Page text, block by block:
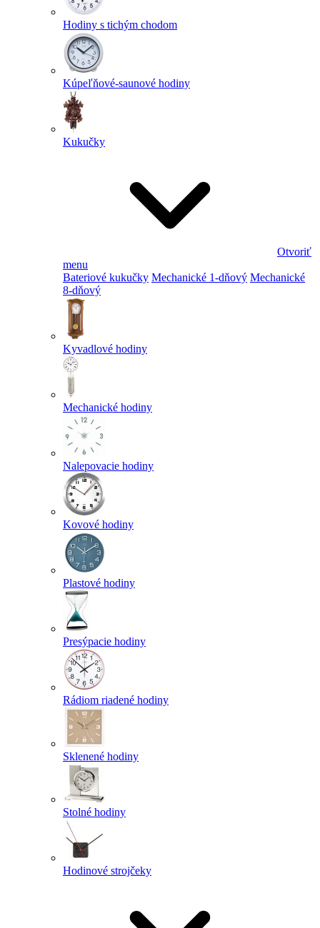
Hodiny s tichým chodom
Kúpeľňové-saunové hodiny
Kukučky
Otvoriť
menu
Bateriové kukučky Mechanické 1-dňový Mechanické
8-dňový
Kyvadlové hodiny
Mechanické hodiny
Nalepovacie hodiny
Kovové hodiny
Plastové hodiny
Presýpacie hodiny
Rádiom riadené hodiny
Sklenené hodiny
Stolné hodiny
Hodinové strojčeky